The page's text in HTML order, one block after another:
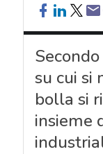
su cui si
bolla si
insieme